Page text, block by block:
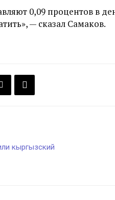
0,09 процентов в
— сказал Самаков.
кыргызский